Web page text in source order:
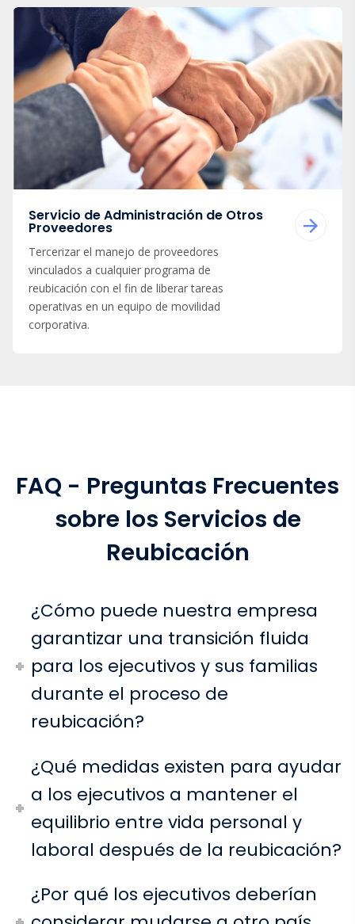
Servicio de Administración de Otros
Proveedores
Tercerizar el manejo de proveedores
vinculados a cualquier programa de
reubicación con el fin de liberar tareas
operativas en un equipo de movilidad
corporativa.
FAQ - Preguntas Frecuentes
sobre los Servicios de
Reubicación
¿Cómo puede nuestra empresa
garantizar una transición fluida
para los ejecutivos y sus familias
durante el proceso de
reubicación?
¿Qué medidas existen para ayudar
a los ejecutivos a mantener el
equilibrio entre vida personal y
laboral después de la reubicación?
¿Por qué los ejecutivos deberían